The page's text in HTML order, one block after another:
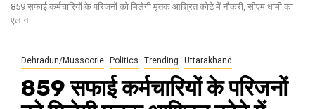
859 सफाई कर्मचारियों के परिजनों को मिलेगी मृतक आश्रित कोटे में नौकरी, सीएम धामी का
एलान
Dehradun/Mussoorie Politics Trending Uttarakhand
859 सफाई कर्मचारियों के परिजनों